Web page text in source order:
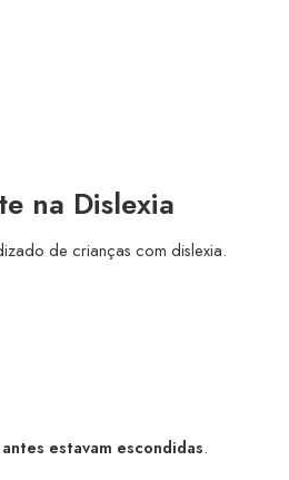
na Dislexia
de crianças com dislexia.
estavam escondidas.